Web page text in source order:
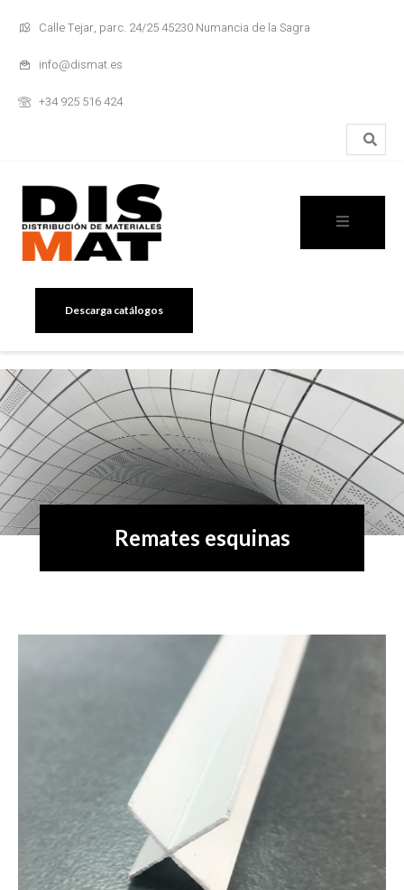
Calle Tejar, parc. 24/25 45230 Numancia de la Sagra
info@dismat.es
+34 925 516 424
Descarga catálogos
Remates esquinas